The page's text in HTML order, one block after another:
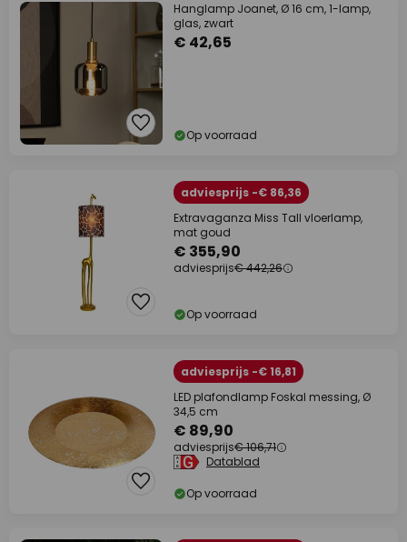
Hanglamp Joanet, Ø 16 cm, 1-lamp,
glas, zwart
€ 42,65
Op voorraad
adviesprijs -€ 86,36
Extravaganza Miss Tall vloerlamp,
mat goud
€ 355,90
adviesprijs€ 442,26
Op voorraad
adviesprijs -€ 16,81
LED plafondlamp Foskal messing, Ø
34,5 cm
€ 89,90
adviesprijs€ 106,71
Datablad
Op voorraad